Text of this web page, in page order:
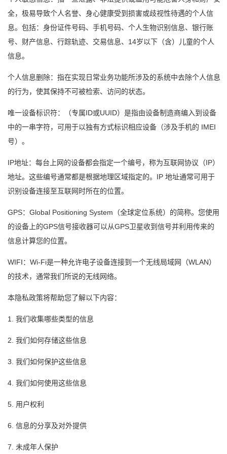
全，极易导致个人名誉、身心健康受到损害或歧视性待遇的个人信
息。包括：身份证件号码、手机号码、个人生物识别信息、银行账
号、财产信息、行踪轨迹、交易信息、14岁以下（含）儿童的个人
信息。
个人信息删除：指在实现日常业务功能所涉及的系统中去除个人信息
的行为，使其保持不可被检索、访问的状态。
唯一设备标识符：（专属ID或UUID）是指由设备制造商编入到设备
中的一串字符，可用于以独有方式标识相应设备（涉及手机的 IMEI
号）。
IP地址：每台上网的设备都会指定一个编号，称为互联网协议（IP）
地址。这些编号通常都是根据地理区域指定的。IP 地址通常可用于
识别设备连接至互联网时所在的位置。
GPS：Global Positioning System（全球定位系统）的简称。您使用
的设备上的GPS信号接收器可以从GPS卫星收到信号并利用传来的
信息计算您的位置。
WIFI：Wi-Fi是一种允许电子设备连接到一个无线局域网（WLAN）
的技术，通常我们所说的无线网络。
本隐私政策将帮助您了解以下内容：
1. 我们收集哪些类型的信息
2. 我们如何存储这些信息
3. 我们如何保护这些信息
4. 我们如何使用这些信息
5. 用户权利
6. 信息的分享及对外提供
7. 未成年人保护